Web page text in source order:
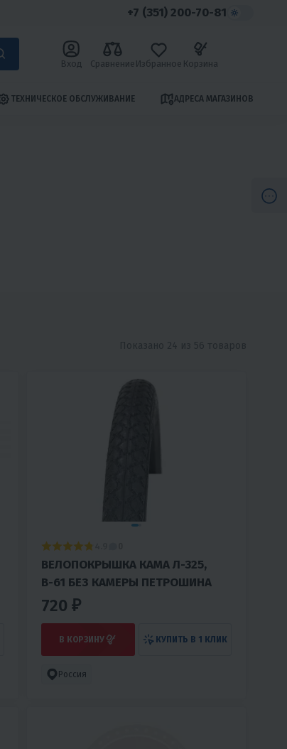
+7 (351) 200-70-81
Вход Сравнение Избранное Корзина
ТЕХНИЧЕСКОЕ ОБСЛУЖИВАНИЕ АДРЕСА МАГАЗИНОВ
ВЕЛОПОКРЫШКА КАМА Л-325,
В-61 БЕЗ КАМЕРЫ ПЕТРОШИНА
720 ₽
В КОРЗИНУ КУПИТЬ В 1 КЛИК
Россия